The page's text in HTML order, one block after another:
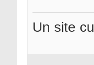
Un site